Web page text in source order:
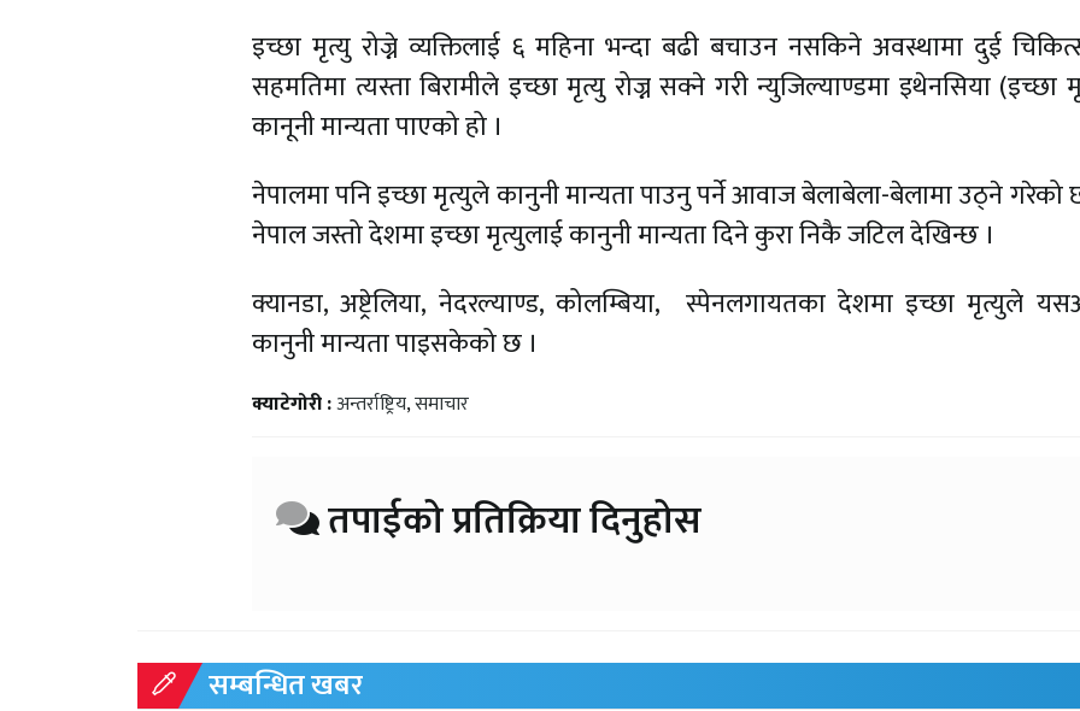
इच्छा मृत्यु रोज्ने व्यक्तिलाई ६ महिना भन्दा बढी बचाउन नसकिने अवस्थामा दुई
सहमतिमा त्यस्ता बिरामीले इच्छा मृत्यु रोज्न सक्ने गरी न्युजिल्याण्डमा इथेनसिया
कानूनी मान्यता पाएको हो ।
नेपालमा पनि इच्छा मृत्युले कानुनी मान्यता पाउनु पर्ने आवाज बेलाबेला-बेलामा उठ्ने गरेको
नेपाल जस्तो देशमा इच्छा मृत्युलाई कानुनी मान्यता दिने कुरा निकै जटिल देखिन्छ ।
क्यानडा, अष्ट्रेलिया, नेदरल्याण्ड, कोलम्बिया, स्पेनलगायतका देशमा इच्छा मृत्युले
कानुनी मान्यता पाइसकेको छ ।
क्याटेगोरी :अन्तर्राष्ट्रिय,समाचार
तपाईको प्रतिक्रिया दिनुहोस
सम्बन्धित खबर